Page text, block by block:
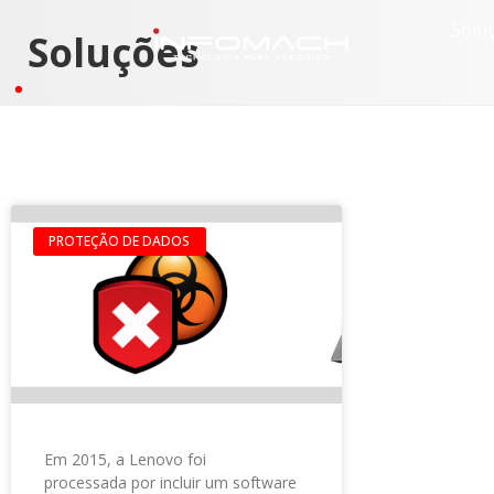
Soluções
PROTEÇÃO DE DADOS
Em 2015, a Lenovo foi
processada por incluir um software